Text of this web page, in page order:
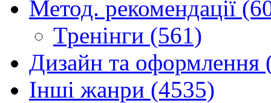
Метод. рекомендації
Тренінги (561)
Дизайн та оформлення
Інші жанри (4535)